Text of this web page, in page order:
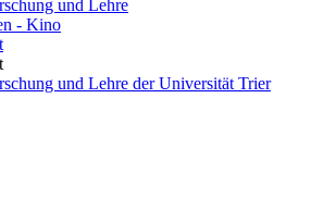
und Lehre
- Kino
und Lehre der Universität Trier